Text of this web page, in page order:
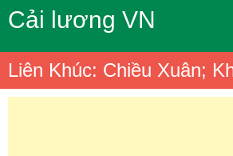
Cải lương VN
Liên Khúc: Chiều Xuân;